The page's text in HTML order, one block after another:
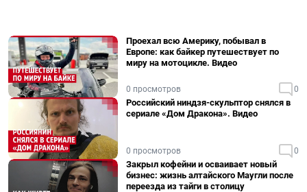
Проехал всю Америку, побывал в
Европе: как байкер путешествует по
миру на мотоцикле. Видео
0 просмотров 0
Российский ниндзя-скульптор снялся в
сериале «Дом Дракона». Видео
0 просмотров 0
Закрыл кофейни и осваивает новый
бизнес: жизнь алтайского Маугли после
переезда из тайги в столицу